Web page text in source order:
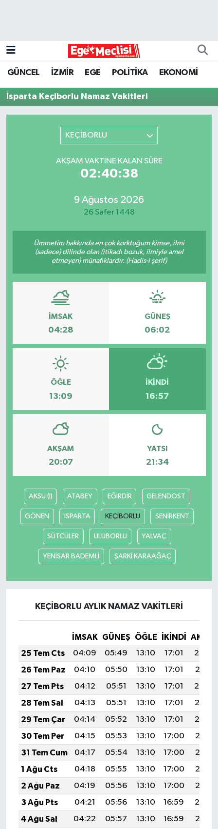
GÜNCEL İZMİR EGE POLİTİKA EKONOMİ
İsparta Keçiborlu Namaz Vakitleri
KEÇİBORLU
AKŞAM VAKTINE KALAN SÜRE
02:40:38
9 Ağustos 2026
26 Safer 1448
Ümmetim hakkında en çok korktuğum kimse, ilmi
(sadece) dilinde olan (itikadı bozuk, ilmiyle amel
etmeyen) münafıklardır. (Hadis-i şerif)
İMSAK
04:28
GÜNEŞ
06:02
ÖĞLE
13:09
İKINDI
16:57
AKŞAM
20:07
YATSI
21:34
AKSU (I) ATABEY EĞİRDİR GELENDOST
GÖNEN ISPARTA KEÇİBORLU SENİRKENT
SÜTCÜLER ULUBORLU YALVAÇ
YENİSAR BADEMLİ ŞARKİ KARAAĞAÇ
KEÇİBORLU AYLIK NAMAZ VAKITLERI
İMSAK GÜNEŞ ÖĞLE İKINDI
25 Tem Cts
04:09 05:49 13:10 17:01
20:22
26 Tem Paz
04:10 05:50 13:10 17:01
20:21
27 Tem Pts
04:12 05:51 13:10 17:01
20:20
28 Tem Sal
04:13 05:51 13:10 17:01
20:19
29 Tem Çar
04:14 05:52 13:10 17:01
20:19
30 Tem Per
04:15 05:53 13:10 17:00
20:18
31 Tem Cum
04:17 05:54 13:10 17:00
20:17
1 Ağu Cts
04:18 05:55 13:10 17:00
20:16
2 Ağu Paz
04:19 05:56 13:10 17:00
20:15
3 Ağu Pts
04:21 05:56 13:10 16:59
20:14
4 Ağu Sal
04:22 05:57 13:10 16:59
20:13
GÜNCEL
ÖZEL HABER
POLİTİKA